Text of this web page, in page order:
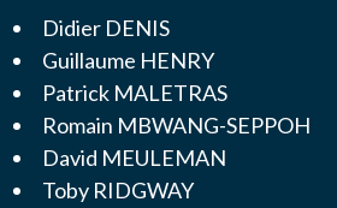
Didier DENIS
Guillaume HENRY
Patrick MALETRAS
Romain MBWANG-SEPPOH
David MEULEMAN
Toby RIDGWAY